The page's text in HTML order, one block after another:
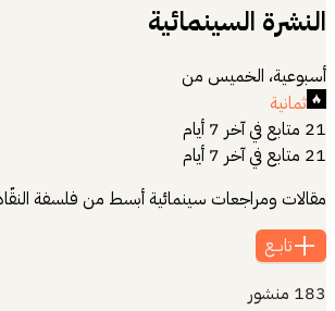
النشرة السينمائية
أسبوعية، الخميس من
ثمانية
21 متابع في آخر 7 أيام
21 متابع في آخر 7 أيام
مقالات ومراجعات سينمائية أبسط من فلسفة
تابــع
183 منشور